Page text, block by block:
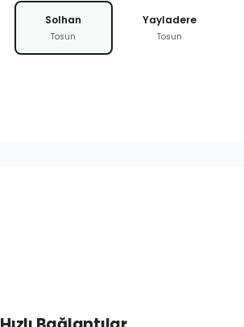
Solhan
Tosun
Yayladere
Tosun